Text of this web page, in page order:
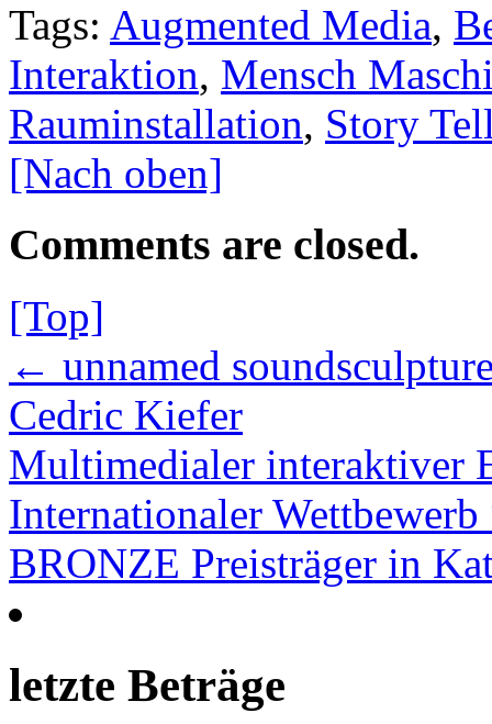
Tags: Augmented Media,
Interaktion, Mensch
Rauminstallation, Story
[Nach oben]
Comments are closed.
[Top]
← unnamed
Cedric Kiefer
Multimedialer interaktiver
Internationaler
BRONZE Preisträger in
letzte Beträge